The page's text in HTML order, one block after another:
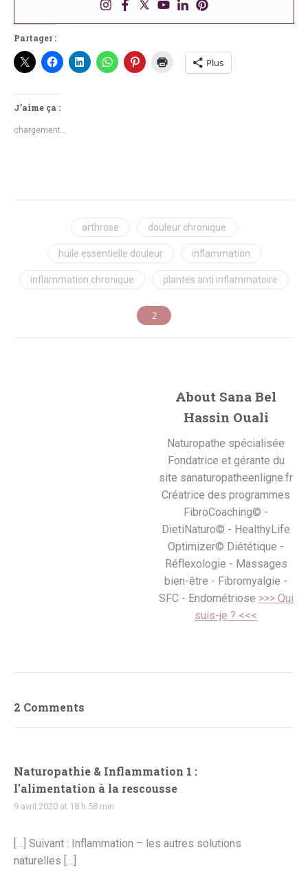
Partager :
Plus
J’aime ça :
chargement…
arthrose douleur chronique
huile essentielle douleur inflammation
inflammation chronique plantes anti inflammatoire
About Sana Bel
Hassin Ouali
Naturopathe spécialisée
Fondatrice et gérante du
site sanaturopatheenligne.fr
Créatrice des programmes
FibroCoaching© -
DietiNaturo© - HealthyLife
Optimizer© Diététique -
Réflexologie - Massages
bien-être - Fibromyalgie -
SFC - Endométriose >>> Qui
suis-je ? <<<
2 Comments
Naturopathie & Inflammation 1 :
l'alimentation à la rescousse
9 avril 2020 at 18 h 58 min
[…] Suivant : Inflammation – les autres solutions
naturelles […]